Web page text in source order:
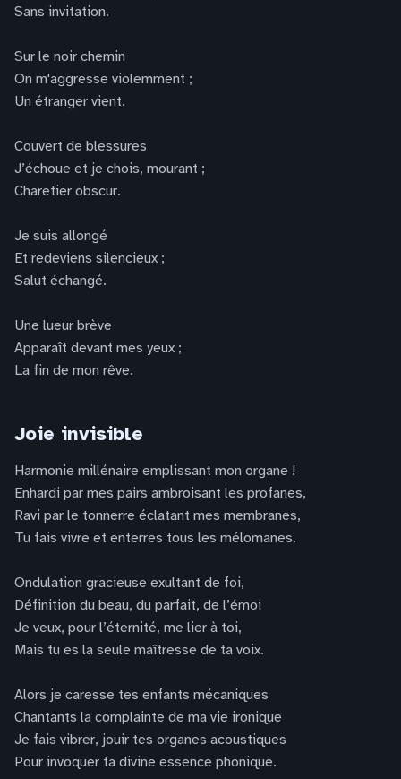
Sans invitation.
Sur le noir chemin
On m'aggresse violemment ;
Un étranger vient.
Couvert de blessures
J’échoue et je chois, mourant ;
Charetier obscur.
Je suis allongé
Et redeviens silencieux ;
Salut échangé.
Une lueur brève
Apparaît devant mes yeux ;
La fin de mon rêve.
Joie invisible
Harmonie millénaire emplissant mon organe !
Enhardi par mes pairs ambroisant les profanes,
Ravi par le tonnerre éclatant mes membranes,
Tu fais vivre et enterres tous les mélomanes.
Ondulation gracieuse exultant de foi,
Définition du beau, du parfait, de l’émoi
Je veux, pour l’éternité, me lier à toi,
Mais tu es la seule maîtresse de ta voix.
Alors je caresse tes enfants mécaniques
Chantants la complainte de ma vie ironique
Je fais vibrer, jouir tes organes acoustiques
Pour invoquer ta divine essence phonique.